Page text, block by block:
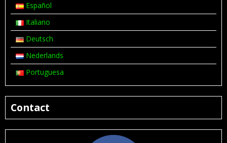
Español
Italiano
Deutsch
Nederlands
Portuguesa
Contact